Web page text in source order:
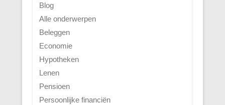
Blog
Alle onderwerpen
Beleggen
Economie
Hypotheken
Lenen
Pensioen
Persoonlijke financiën